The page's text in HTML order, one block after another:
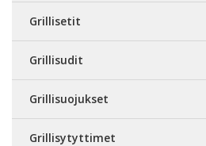
Grillisetit
Grillisudit
Grillisuojukset
Grillisytyttimet